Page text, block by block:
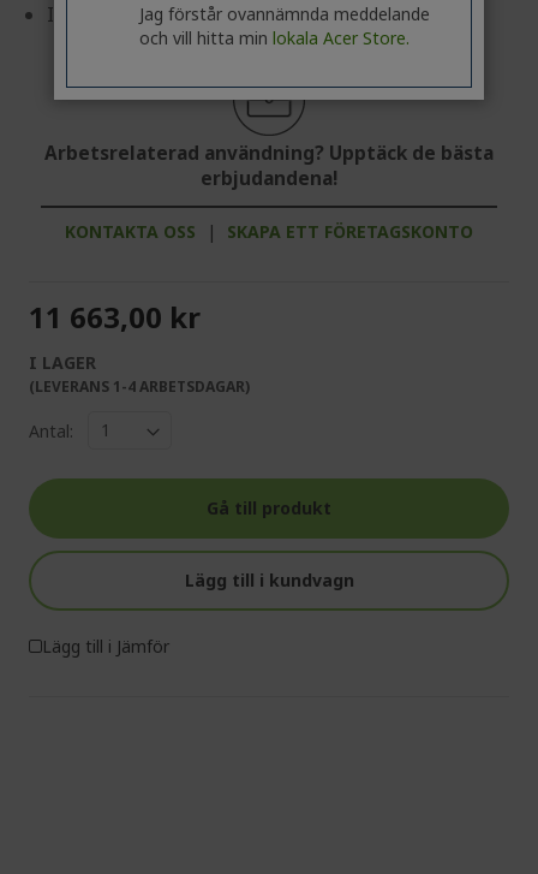
Incl. Stylus Pen
Arbetsrelaterad användning? Upptäck de bästa
erbjudandena!
KONTAKTA OSS | SKAPA ETT FÖRETAGSKONTO
11 663,00 kr
I LAGER
(LEVERANS 1-4 ARBETSDAGAR)
Antal:
Gå till produkt
Lägg till i kundvagn
Lägg till i Jämför
Jag förstår ovannämnda meddelande
och vill hitta min lokala Acer Store.